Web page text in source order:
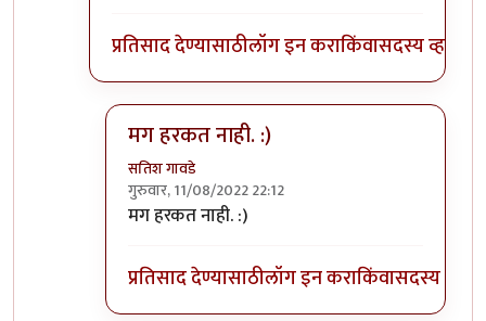
प्रतिसाद देण्यासाठीलॉग इन कराकिंवासदस्य व्हा
मग हरकत नाही. :)
सतिश गावडे
गुरुवार, 11/08/2022 22:12
In reply toवैयक्तिक नाही.
मग हरकत नाही. :)
प्रतिसाद देण्यासाठीलॉग इन कराकिंवासदस्य व्हा